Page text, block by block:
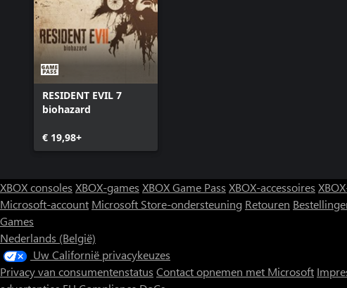
RESIDENT EVIL 7
biohazard
€ 19,98+
XBOX consoles XBOX-games XBOX Game Pass XBOX-accessoires
Microsoft-account Microsoft Store-ondersteuning Retouren
Games
Nederlands (België)
Uw Californië privacykeuzes
Privacy van consumentenstatus Contact opnemen met Microsoft